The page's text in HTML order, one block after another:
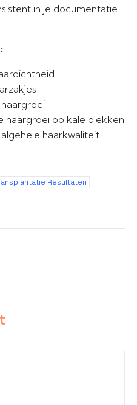
in je documentatie
haargroei op kale plekken
haarkwaliteit
Resultaten